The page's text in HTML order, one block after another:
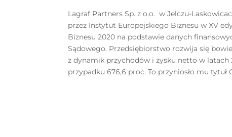
Lagraf Partners Sp. z o.o. w Jelczu-
przez Instytut Europejskiego Biznesu w XV
Biznesu 2020 na podstawie danych
Sądowego. Przedsiębiorstwo rozwija się
z dynamik przychodów i zysku netto w latach
przypadku 676,6 proc. To przyniosło mu tytuł